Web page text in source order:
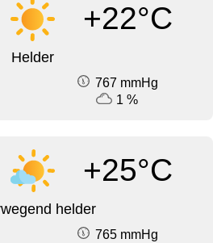
+22°C
Helder
767 mmHg
1 %
+25°C
helder
765 mmHg